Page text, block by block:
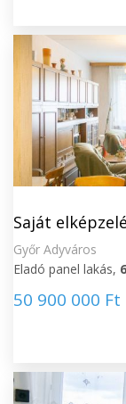
Saját
Győr Adyváros
Eladó panel lakás,
50 900 000 Ft